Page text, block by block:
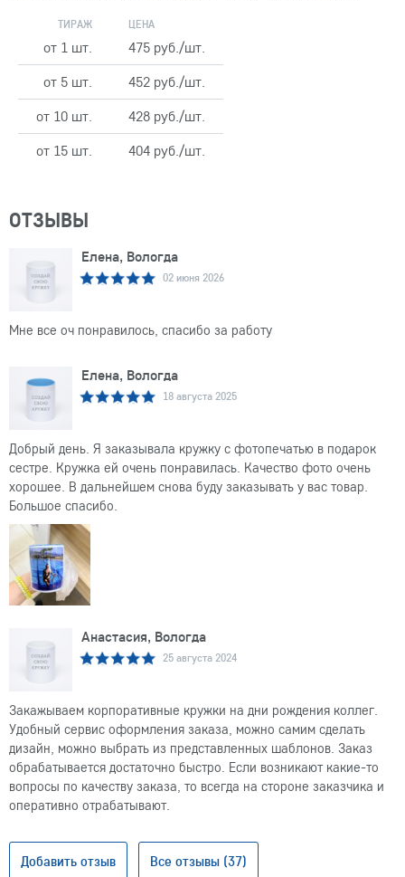
ТИРАЖ ЦЕНА
от 1 шт.
475 руб./шт.
от 5 шт.
452 руб./шт.
от 10 шт.
428 руб./шт.
от 15 шт.
404 руб./шт.
ОТЗЫВЫ
Елена, Вологда
02 июня 2026
Мне все оч понравилось, спасибо за работу
Елена, Вологда
18 августа 2025
Добрый день. Я заказывала кружку с фотопечатью в подарок
сестре. Кружка ей очень понравилась. Качество фото очень
хорошее. В дальнейшем снова буду заказывать у вас товар.
Большое спасибо.
Анастасия, Вологда
25 августа 2024
Закажываем корпоративные кружки на дни рождения коллег.
Удобный сервис оформления заказа, можно самим сделать
дизайн, можно выбрать из представленных шаблонов. Заказ
обрабатывается достаточно быстро. Если возникают какие-то
вопросы по качеству заказа, то всегда на стороне заказчика и
оперативно отрабатывают.
Добавить отзыв Все отзывы (37)